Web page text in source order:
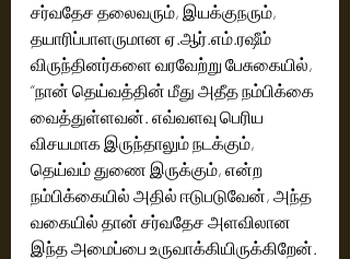
சர்வதேச தலைவரும், இயக்குநரும்,
தயாரிப்பாளருமான ஏ.ஆர்.எம்.ரஷீம்
விருந்தினர்களை வரவேற்று பேசுகையில்,
“நான் தெய்வத்தின் மீது அதீத நம்பிக்கை
வைத்துள்ளவன். எவ்வளவு பெரிய
விசயமாக இருந்தாலும் நடக்கும்,
தெய்வம் துணை இருக்கும், என்ற
நம்பிக்கையில் அதில் ஈடுபடுவேன், அந்த
வகையில் தான் சர்வதேச அளவிலான
இந்த அமைப்பை உருவாக்கியிருக்கிறேன்.